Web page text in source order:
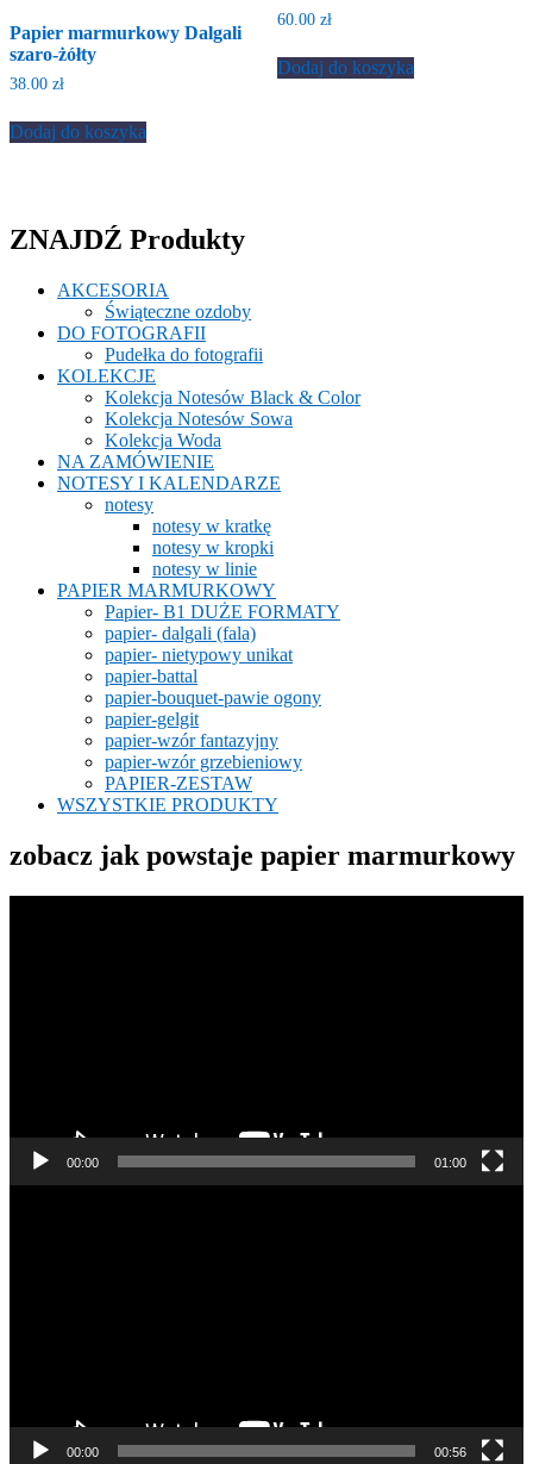
Papier marmurkowy Dalgali
szaro-żółty
38.00 zł
Dodaj do koszyka
60.00 zł
Dodaj do koszyka
ZNAJDŹ Produkty
AKCESORIA
Świąteczne ozdoby
DO FOTOGRAFII
Pudełka do fotografii
KOLEKCJE
Kolekcja Notesów Black & Color
Kolekcja Notesów Sowa
Kolekcja Woda
NA ZAMÓWIENIE
NOTESY I KALENDARZE
notesy
notesy w kratkę
notesy w kropki
notesy w linie
PAPIER MARMURKOWY
Papier- B1 DUŻE FORMATY
papier- dalgali (fala)
papier- nietypowy unikat
papier-battal
papier-bouquet-pawie ogony
papier-gelgit
papier-wzór fantazyjny
papier-wzór grzebieniowy
PAPIER-ZESTAW
WSZYSTKIE PRODUKTY
zobacz jak powstaje papier marmurkowy
00:00 01:00
00:00 00:56